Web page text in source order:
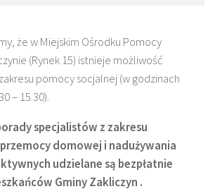
że w Miejskim Ośrodku Pomocy
(Rynek 15) istnieje możliwość
pomocy socjalnej (w godzinach
– 15.30).
specjalistów z zakresu
domowej i nadużywania
udzielane są bezpłatnie
Gminy Zakliczyn .